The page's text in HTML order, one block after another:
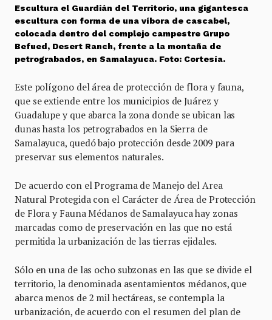
Escultura el Guardián del Territorio, una gigantesca
escultura con forma de una víbora de cascabel,
colocada dentro del complejo campestre Grupo
Befued, Desert Ranch, frente a la montaña de
petrograbados, en Samalayuca. Foto: Cortesía.
Este polígono del área de protección de flora y fauna,
que se extiende entre los municipios de Juárez y
Guadalupe y que abarca la zona donde se ubican las
dunas hasta los petrograbados en la Sierra de
Samalayuca, quedó bajo protección desde 2009 para
preservar sus elementos naturales.
De acuerdo con el Programa de Manejo del Area
Natural Protegida con el Carácter de Área de Protección
de Flora y Fauna Médanos de Samalayuca hay zonas
marcadas como de preservación en las que no está
permitida la urbanización de las tierras ejidales.
Sólo en una de las ocho subzonas en las que se divide el
territorio, la denominada asentamientos médanos, que
abarca menos de 2 mil hectáreas, se contempla la
urbanización, de acuerdo con el resumen del plan de